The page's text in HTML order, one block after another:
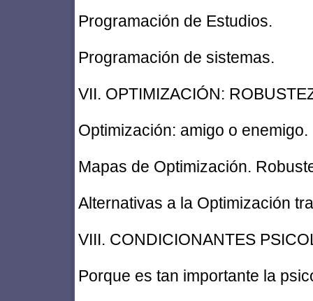
Programación de Estudios.
Programación de sistemas.
VII. OPTIMIZACIÓN:
Optimización: amigo o enemigo.
Mapas de Optimización.
Alternativas a la Optimización
VIII. CONDICIONANTES
Porque es tan importante la